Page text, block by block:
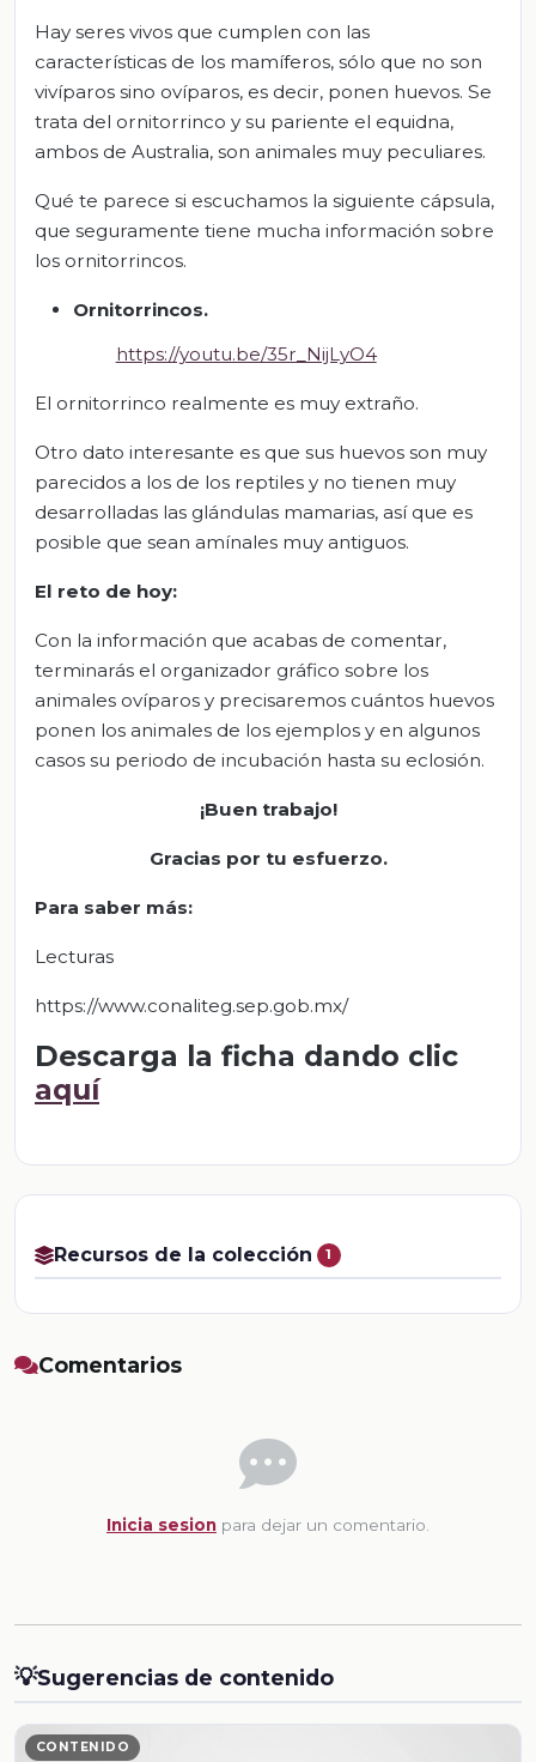
Hay seres vivos que cumplen con las
características de los mamíferos, sólo que no son
vivíparos sino ovíparos, es decir, ponen huevos. Se
trata del ornitorrinco y su pariente el equidna,
ambos de Australia, son animales muy peculiares.
Qué te parece si escuchamos la siguiente cápsula,
que seguramente tiene mucha información sobre
los ornitorrincos.
Ornitorrincos.
https://youtu.be/35r_NijLyO4
El ornitorrinco realmente es muy extraño.
Otro dato interesante es que sus huevos son muy
parecidos a los de los reptiles y no tienen muy
desarrolladas las glándulas mamarias, así que es
posible que sean amínales muy antiguos.
El reto de hoy:
Con la información que acabas de comentar,
terminarás el organizador gráfico sobre los
animales ovíparos y precisaremos cuántos huevos
ponen los animales de los ejemplos y en algunos
casos su periodo de incubación hasta su eclosión.
¡Buen trabajo!
Gracias por tu esfuerzo.
Para saber más:
Lecturas
https://www.conaliteg.sep.gob.mx/
Descarga la ficha dando clic
aquí
Recursos de la colección 1
Comentarios
Inicia sesion para dejar un comentario.
💡Sugerencias de contenido
CONTENIDO